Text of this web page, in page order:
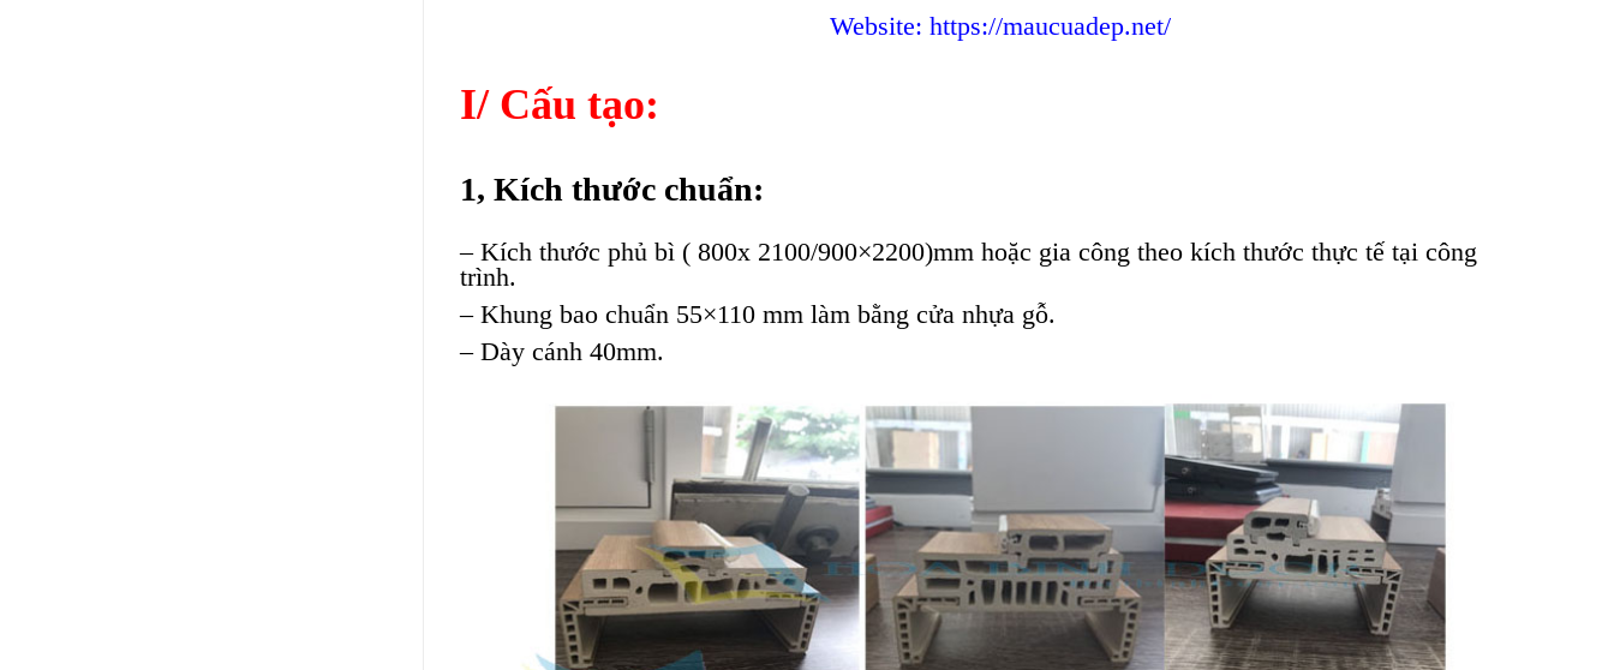
Website: https://maucuadep.net/
I/ Cấu tạo:
1, Kích thước chuẩn:
– Kích thước phủ bì ( 800x 2100/900×2200)mm hoặc gia công theo kích thước thực tế tại công
trình.
– Khung bao chuẩn 55×110 mm làm bằng cửa nhựa gỗ.
– Dày cánh 40mm.